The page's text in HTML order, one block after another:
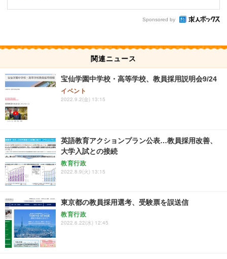
Sponsored by
関連ニュース
宝仙学園中学校・高等学校、教員採用説明会9/24
イベント
2022.9.2(金) 13:15
英語教育アクションプラン公表…教員採用改善、
大学入試との接続
教育行政
2022.8.9(火) 13:15
東京都の教員採用選考、受験票を誤送信
教育行政
2022.6.22(水) 12:45